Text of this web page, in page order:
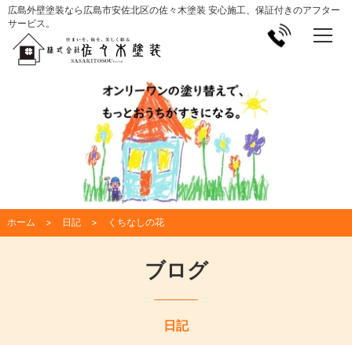
広島外壁塗装なら広島市安佐北区の佐々木塗装 安心施工、保証付きのアフター
サービス。
ホーム 日記 くちなしの花
ブログ
日記